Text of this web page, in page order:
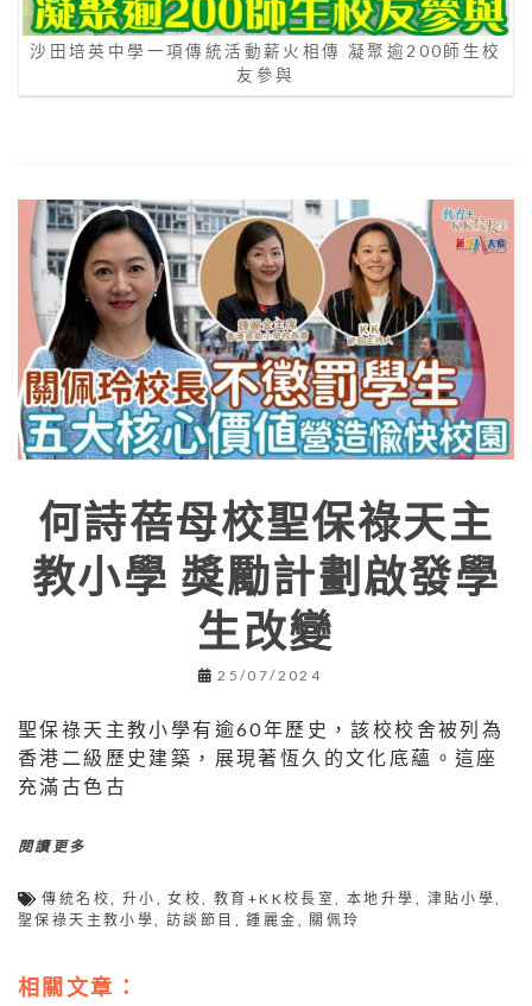
沙田培英中學一項傳統活動薪火相傳 凝聚逾200師生校
友參與
何詩蓓母校聖保祿天主
教小學 獎勵計劃啟發學
生改變
25/07/2024
聖保祿天主教小學有逾60年歷史，該校校舍被列為
香港二級歷史建築，展現著恆久的文化底蘊。這座
充滿古色古
閱讀更多
傳統名校, 升小 ,女校,教育+KK校長室,本地升學 , 津貼小學,
聖保祿天主教小學,訪談節目 ,鍾麗金 , 關佩玲
相關文章：